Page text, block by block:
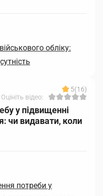
обліку:
5(16)
Оцініть відео:
у підвищенні
чи видавати, коли
потреби у